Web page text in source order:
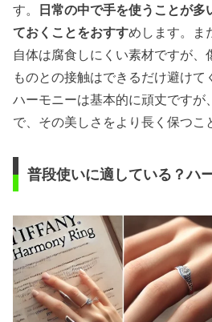
す。
日常の中で手を使うことが多
ておくことをおすすめします。ま
自体は腐食しにくい素材ですが、
ものとの接触はできるだけ避けて
ハーモニーは基本的に頑丈ですが
で、その美しさをより長く保つこ
普段使いに適している？ハ